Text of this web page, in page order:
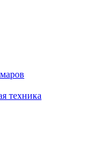
техника